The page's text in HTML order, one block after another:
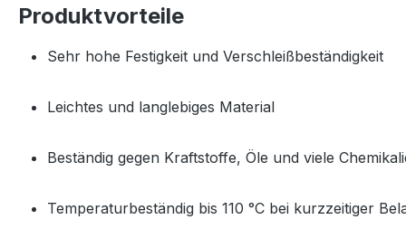
Produktvorteile
Sehr hohe Festigkeit und Verschleißbeständigkeit
Leichtes und langlebiges Material
Beständig gegen Kraftstoffe, Öle und viele
Temperaturbeständig bis 110 °C bei kurzzeitiger